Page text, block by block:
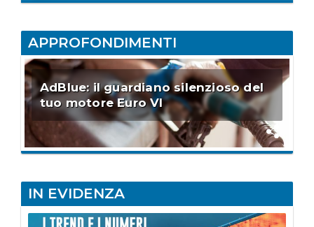
APPROFONDIMENTI
AdBlue: il guardiano silenzioso del
tuo motore Euro VI
IN EVIDENZA